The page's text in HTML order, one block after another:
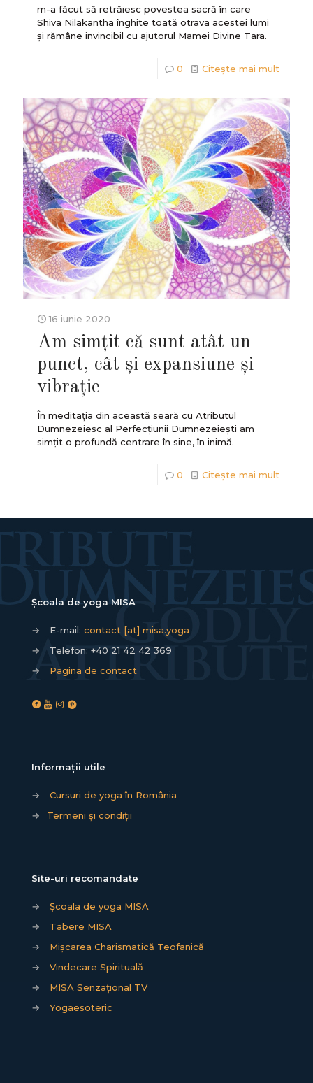
m-a făcut să retrăiesc povestea sacră în care
Shiva Nilakantha înghite toată otrava acestei lumi
și rămâne invincibil cu ajutorul Mamei Divine Tara.
0 Citește mai mult
16 iunie 2020
Am simțit că sunt atât un
punct, cât și expansiune și
vibrație
În meditația din această seară cu Atributul
Dumnezeiesc al Perfecțiunii Dumnezeiești am
simțit o profundă centrare în sine, în inimă.
0 Citește mai mult
Școala de yoga MISA
→ E-mail: contact [at] misa.yoga
→
Telefon: +40 21 42 42 369
→
Pagina de contact
Informații utile
→
Cursuri de yoga în România
→
Termeni și condiții
Site-uri recomandate
→
Școala de yoga MISA
→
Tabere MISA
→
Mișcarea Charismatică Teofanică
→
Vindecare Spirituală
→
MISA Senzațional TV
→
Yogaesoteric